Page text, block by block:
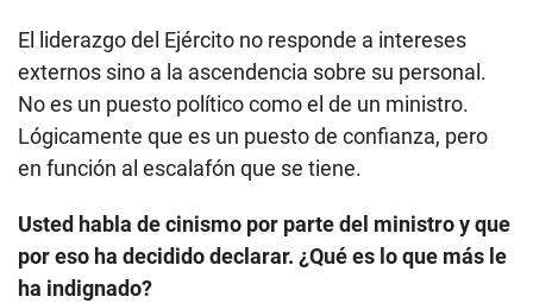
El liderazgo del Ejército no responde a intereses
externos sino a la ascendencia sobre su personal.
No es un puesto político como el de un ministro.
Lógicamente que es un puesto de confianza, pero
en función al escalafón que se tiene.
Usted habla de cinismo por parte del ministro y que
por eso ha decidido declarar. ¿Qué es lo que más le
ha indignado?